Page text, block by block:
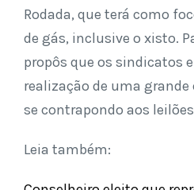
Rodada, que terá como
de gás, inclusive o xisto.
propôs que os sindicatos
realização de uma
se contrapondo aos
Leia também: